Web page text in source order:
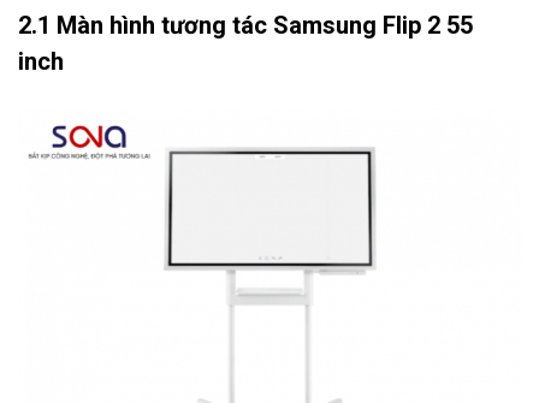
2.1 Màn hình tương tác Samsung Flip 2 55
inch